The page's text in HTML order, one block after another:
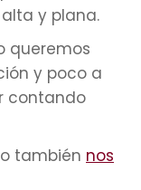
y plana.
queremos
y poco a
contando
también nos